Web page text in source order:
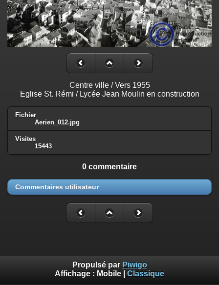
Centre ville / Vers 1955
Eglise St. Rémi / Lycée Jean Moulin en construction
Fichier
Aerien_012.jpg
Visites
15443
0 commentaire
Commentaires utilisateur
Propulsé par Piwigo
Affichage : Mobile Classique